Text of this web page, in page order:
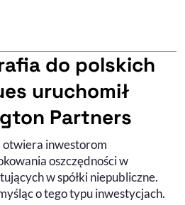
do polskich
uruchomił
Partners
otwiera inwestorom
oszczędności w
w spółki niepubliczne.
o tego typu inwestycjach.